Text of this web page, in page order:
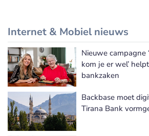
Internet & Mobiel nieuws
Meer
Nieuwe campagne
kom je er wel’
bankzaken
Backbase moet
Tirana Bank